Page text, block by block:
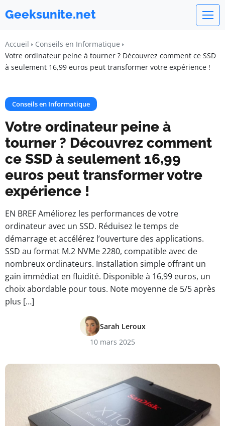
Geeksunite.net
Accueil
Conseils en Informatique
Votre ordinateur peine à tourner ? Découvrez comment ce SSD
à seulement 16,99 euros peut transformer votre expérience !
Conseils en Informatique
Votre ordinateur peine à
tourner ? Découvrez comment
ce SSD à seulement 16,99
euros peut transformer votre
expérience !
EN BREF Améliorez les performances de votre
ordinateur avec un SSD. Réduisez le temps de
démarrage et accélérez l’ouverture des applications.
SSD au format M.2 NVMe 2280, compatible avec de
nombreux ordinateurs. Installation simple offrant un
gain immédiat en fluidité. Disponible à 16,99 euros, un
choix abordable pour tous. Note moyenne de 5/5 après
plus […]
Sarah Leroux
10 mars 2025